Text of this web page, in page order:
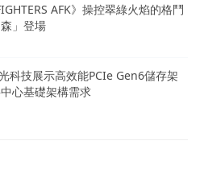
AFK》操控翠綠火焰的格鬥
」登場
科技展示高效能PCIe Gen6儲存架
心基礎架構需求